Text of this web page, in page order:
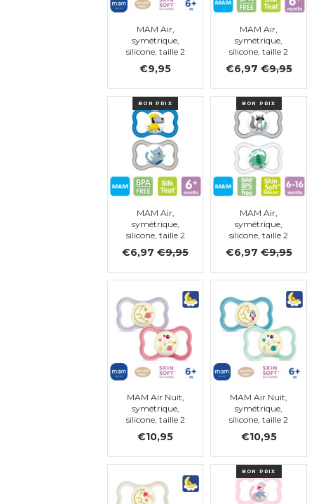
MAM Air,
symétrique,
silicone, taille 2
€9,95
MAM Air,
symétrique,
silicone, taille 2
transparent)
€6,97 €9,95
BON PRIX
MAM Air,
symétrique,
silicone, taille 2
(bleu,
transparent)
€6,97 €9,95
BON PRIX
MAM Air,
symétrique,
silicone, taille 2
(gris,
transparent)
€6,97 €9,95
MAM Air Nuit,
symétrique,
silicone, taille 2
€10,95
MAM Air Nuit,
symétrique,
silicone, taille 2
€10,95
BON PRIX